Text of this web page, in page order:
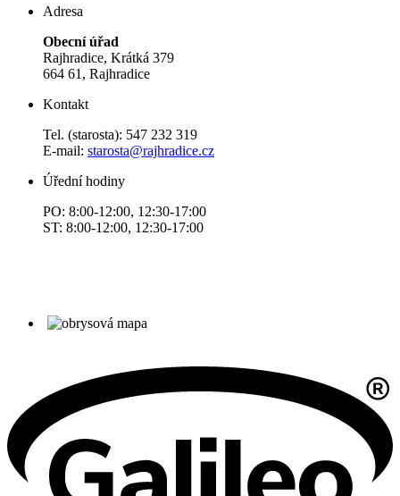
Adresa
Obecní úřad
Rajhradice, Krátká 379
664 61, Rajhradice
Kontakt
Tel. (starosta): 547 232 319
E-mail: starosta@rajhradice.cz
Úřední hodiny
PO: 8:00-12:00, 12:30-17:00
ST: 8:00-12:00, 12:30-17:00